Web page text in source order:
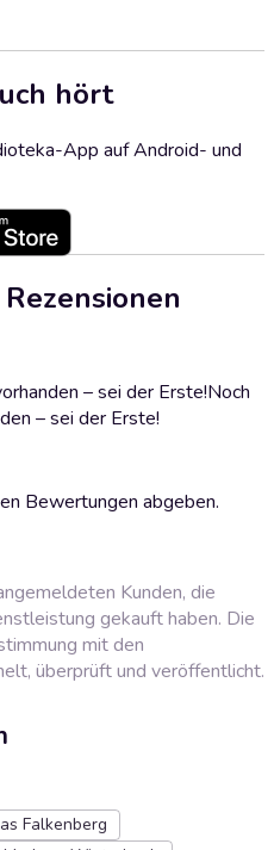
hört
App auf Android- und
– sei der Erste!Noch
– sei der Erste!
Bewertungen abgeben.
Kunden, die
gekauft haben. Die
mit den
überprüft und veröffentlicht.
Falkenberg